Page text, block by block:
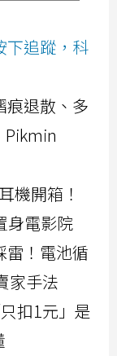
下追蹤，科
痕退散、多
Pikmin
機開箱！
身電影院
雷！電池循
家手法
扣1元」是